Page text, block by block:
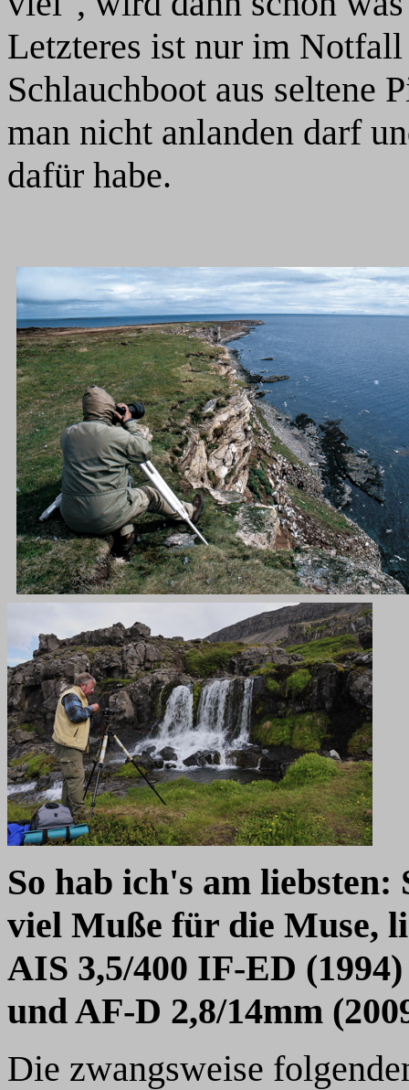
Letzteres ist nur im
Schlauchboot aus seltene
man nicht anlanden darf
dafür habe.
So hab ich's am
viel Muße für die Muse,
AIS 3,5/400 IF-ED
und AF-D 2,8/14mm
Die zwangsweise